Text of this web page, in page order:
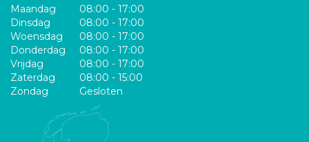
Maandag
08:00 - 17:00
Dinsdag
08:00 - 17:00
Woensdag
08:00 - 17:00
Donderdag
08:00 - 17:00
Vrijdag
08:00 - 17:00
Zaterdag
08:00 - 15:00
Zondag
Gesloten